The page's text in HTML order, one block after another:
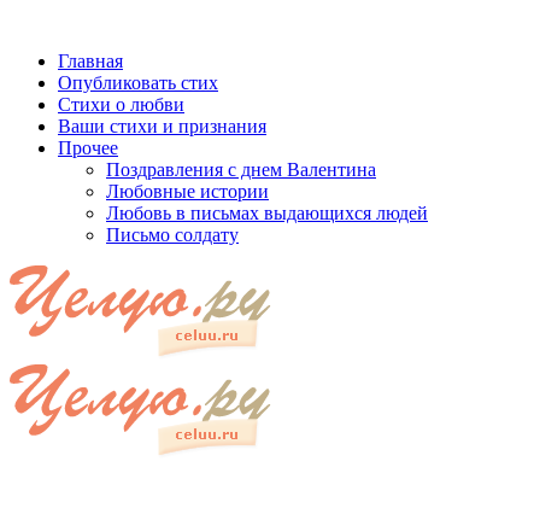
Главная
Опубликовать стих
Стихи о любви
Ваши стихи и признания
Прочее
Поздравления с днем Валентина
Любовные истории
Любовь в письмах выдающихся людей
Письмо солдату